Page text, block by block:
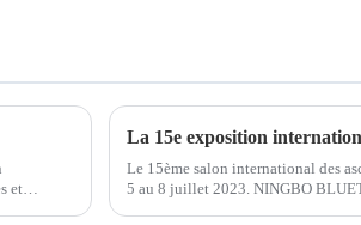
et
Le 15ème salon international des
5 au 8 juillet 2023. NINGBO